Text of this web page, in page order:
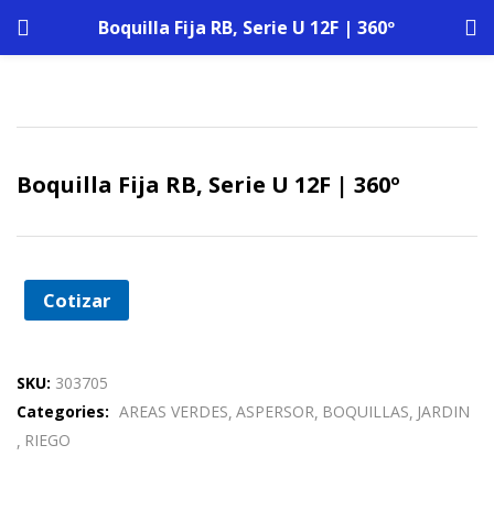
Boquilla Fija RB, Serie U 12F | 360º
Boquilla Fija RB, Serie U 12F | 360º
Cotizar
SKU: 303705
Categories: AREAS VERDES ASPERSOR BOQUILLAS JARDIN
RIEGO